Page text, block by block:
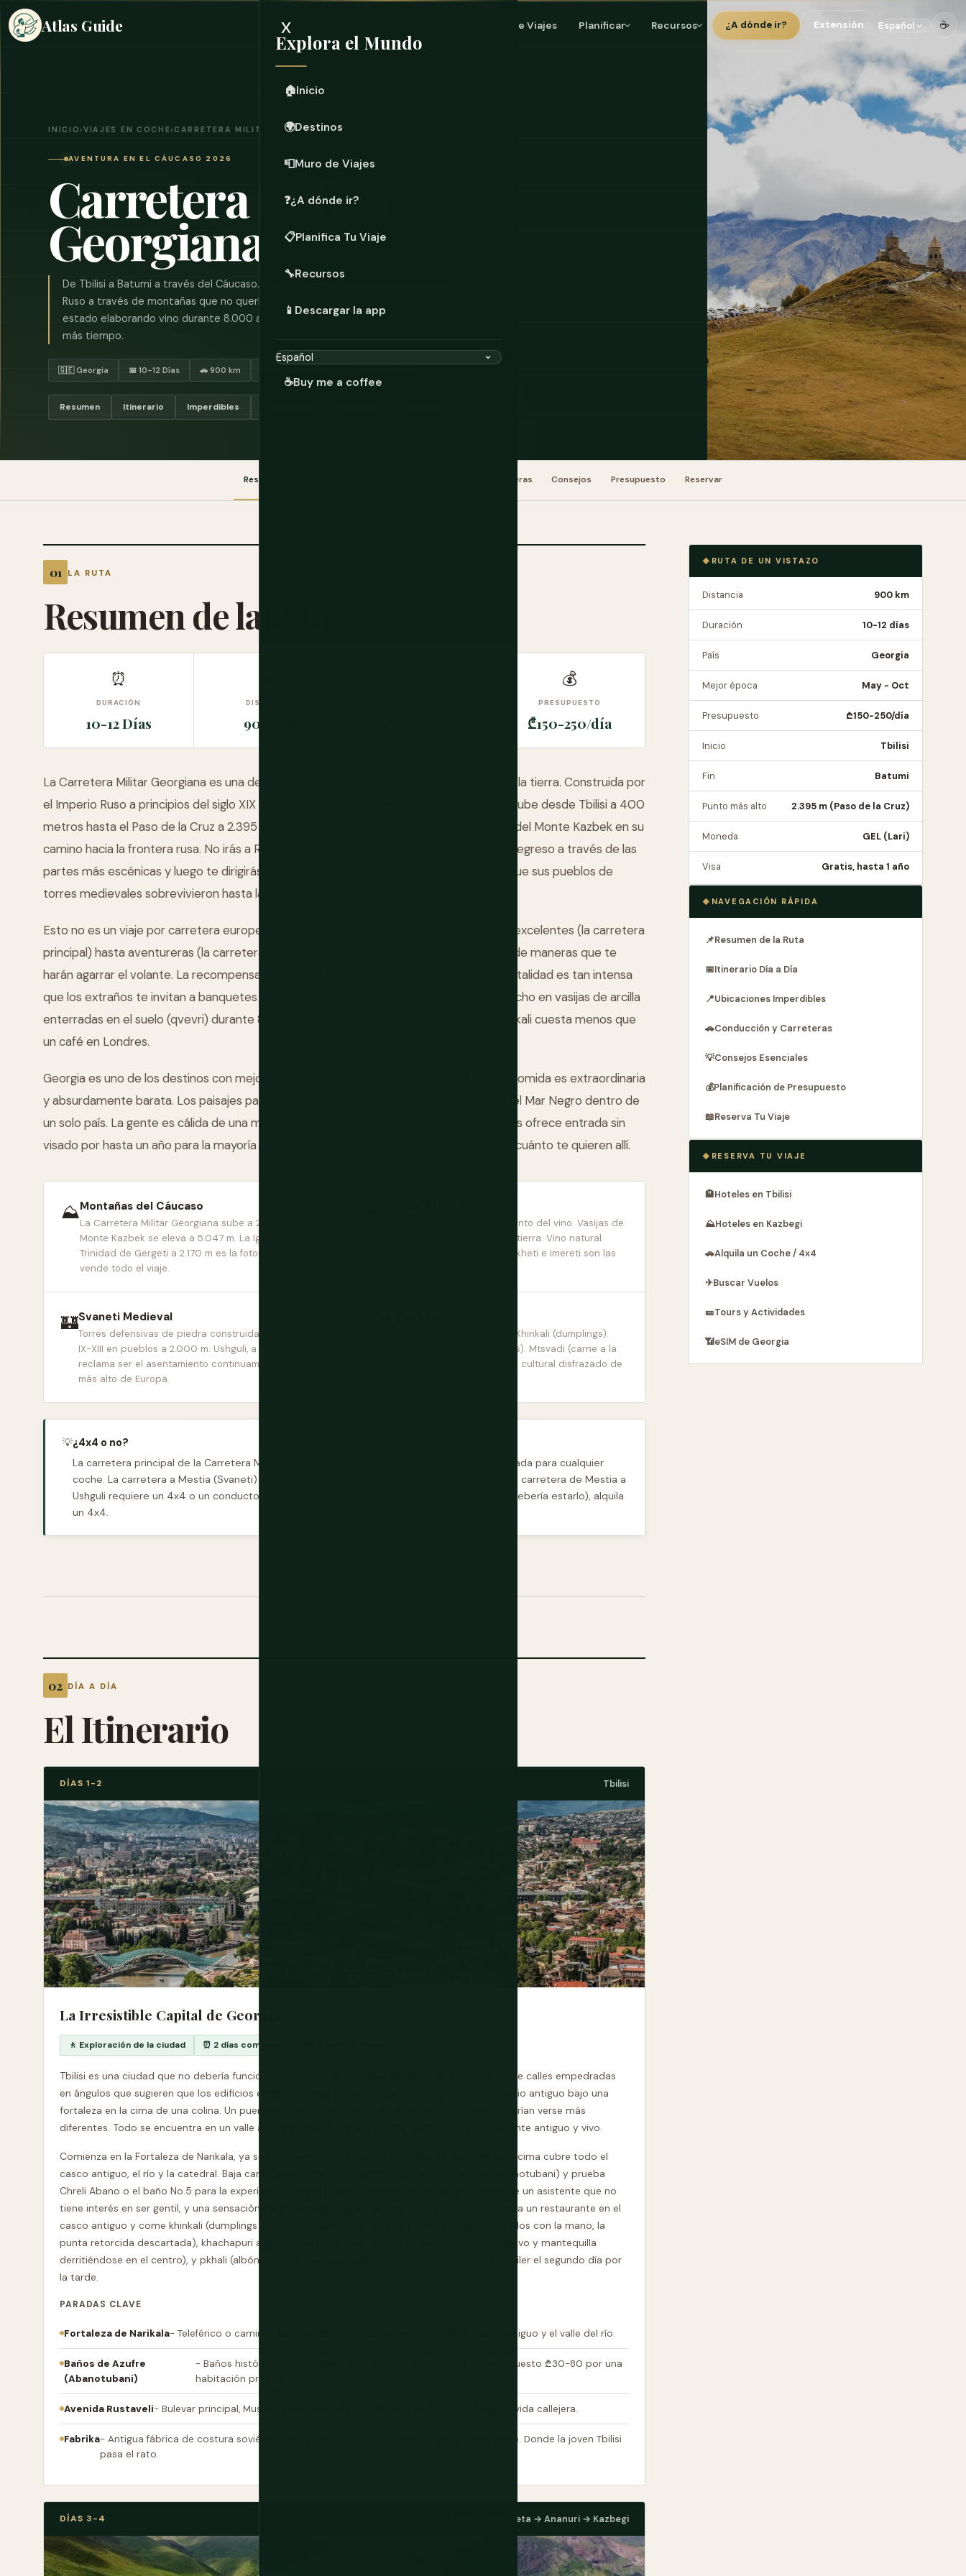
Atlas Guide Muro de Viajes Planificar Recursos ¿A dónde ir? Extensión ☕
x
Explora el Mundo
🏠Inicio
🌍Destinos
📮Muro de Viajes
❓¿A dónde ir?
📋Planifica Tu Viaje
🔧Recursos
📱 Descargar la app
☕Buy me a coffee
INICIO ›VIAJES EN COCHE› CARRETERA MILITAR GEORGIANA
AVENTURA EN EL CÁUCASO 2026
Carretera Militar
Georgiana
De Tbilisi a Batumi a través del Cáucaso. Una carretera construida por el Imperio
Ruso a través de montañas que no querían ser cruzadas, por un país que ha
estado elaborando vino durante 8.000 años y brindando por extraños durante
más tiempo.
🇬🇪 Georgia 📅 10-12 Días 🚗 900 km
Resumen Itinerario Imperdibles
Resumen Conducción y Carreteras Consejos Presupuesto Reservar
LA RUTA
Resumen de la Ruta
⏰
DURACIÓN
10-12 Días
DISTANCIA
900 km
💰
PRESUPUESTO
₾150-250/día
La Carretera Militar Georgiana es una de las carreteras de montaña más dramáticas de la tierra. Construida por
el Imperio Ruso a principios del siglo XIX para mover tropas a través del Gran Cáucaso, sube desde Tbilisi a 400
metros hasta el Paso de la Cruz a 2.395 metros, pasando bajo el pico de 5.047 metros del Monte Kazbek en su
camino hacia la frontera rusa. No irás a Rusia. Darás la vuelta en Kazbegi, conducirás de regreso a través de las
partes más escénicas y luego te dirigirás al oeste hacia Svaneti, una región tan aislada que sus pueblos de
torres medievales sobrevivieron hasta la era moderna esencialmente sin cambios.
Esto no es un viaje por carretera europeo pulido. Las carreteras de Georgia van desde excelentes (la carretera
principal) hasta aventureras (la carretera a Ushguli). El estilo de conducción es asertivo de maneras que te
harán agarrar el volante. La recompensa por tolerar todo esto es un país donde la hospitalidad es tan intensa
que los extraños te invitan a banquetes de varias horas (supras), donde el vino se ha hecho en vasijas de arcilla
enterradas en el suelo (qvevri) durante 8.000 años, y donde un plato de dumplings khinkali cuesta menos que
un café en Londres.
Georgia es uno de los destinos con mejor relación calidad-precio en cualquier lugar. La comida es extraordinaria
y absurdamente barata. Los paisajes pasan de picos del Cáucaso a costa subtropical del Mar Negro dentro de
un solo país. La gente es cálida de una manera que se siente genuina porque lo es. El país ofrece entrada sin
visado por hasta un año para la mayoría de las nacionalidades, lo que te dice algo sobre cuánto te quieren allí.
⛰Montañas del Cáucaso
La Carretera Militar Georgiana sube a 2.395 m. El
Monte Kazbek se eleva a 5.047 m. La Iglesia de la
Trinidad de Gergeti a 2.170 m es la fotografía que
vende todo el viaje.
Georgia es el lugar de nacimiento del vino. Vasijas de
arcilla qvevri enterradas bajo tierra. Vino natural
antes de que fuera trendy. Kakheti e Imereti son las
🏰Svaneti Medieval
Torres defensivas de piedra construidas en los siglos
IX-XIII en pueblos a 2.000 m. Ushguli, a 2.200 m,
reclama ser el asentamiento continuamente habitado
más alto de Europa.
Khachapuri (pan con queso). Khinkali (dumplings).
Churchkhela (dulce de nueces). Mtsvadi (carne a la
parrilla). El supra es un evento cultural disfrazado de
💡¿4x4 o no?
La carretera principal de la Carretera Militar (Tbilisi a Kazbegi) está pavimentada y es adecuada para cualquier
coche. La carretera a Mestia (Svaneti) ha mejorado pero puede ser áspera en secciones. La carretera de Mestia a
Ushguli requiere un 4x4 o un conductor local contratado. Si Svaneti está en tu itinerario (y debería estarlo), alquila
un 4x4.
DÍA A DÍA
El Itinerario
DÍAS 1-2 Tbilisi
La Irresistible Capital de Georgia
🚶 Exploración de la ciudad ⏰ 2 días completos
Tbilisi es una ciudad que no debería funcionar pero lo hace. Balcones de madera se inclinan sobre calles empedradas
en ángulos que sugieren que los edificios están conversando. Baños de azufre humean en el barrio antiguo bajo una
fortaleza en la cima de una colina. Un puente de vidrio futurista conecta dos barrios que no podrían verse más
diferentes. Todo se encuentra en un valle a lo largo del río Mtkvari y logra sentirse simultáneamente antiguo y vivo.
Comienza en la Fortaleza de Narikala, ya sea en teleférico o a pie por la cresta. La vista desde la cima cubre todo el
casco antiguo, el río y la catedral. Baja caminando a través del distrito de baños de azufre (Abanotubani) y prueba
Chreli Abano o el baño No.5 para la experiencia completa: agua caliente de azufre, un frotado de un asistente que no
tiene interés en ser gentil, y una sensación de limpieza que dura tres días. Por la noche, encuentra un restaurante en el
casco antiguo y come khinkali (dumplings retorcidos rellenos de carne especiada y caldo, comidos con la mano, la
punta retorcida descartada), khachapuri adjarian (pan con queso en forma de barco con un huevo y mantequilla
derritiéndose en el centro), y pkhali (albóndigas de nueces y verduras). Recoge tu coche de alquiler el segundo día por
la tarde.
PARADAS CLAVE
Fortaleza de Narikala- Teleférico o camina hasta arriba. Vistas panorámicas sobre el casco antiguo y el valle del río.
Baños de Azufre
(Abanotubani)
- Baños históricos. Chreli Abano por las cúpulas de azulejos. Presupuesto ₾30-80 por una
habitación privada.
Avenida Rustaveli- Bulevar principal, Museo Nacional (artefactos de oro del 3000 a.C.), ópera, vida callejera.
Fabrika- Antigua fábrica de costura soviética convertida en espacio creativo. Bares, cafés, patio. Donde la joven Tbilisi
pasa el rato.
DÍAS 3-4 Tbilisi → Mtskheta → Ananuri → Kazbegi
RUTA DE UN VISTAZO
Distancia 900 km
Duración 10-12 días
País Georgia
Mejor época May - Oct
Presupuesto ₾150-250/día
Inicio Tbilisi
Fin Batumi
Punto más alto 2.395 m (Paso de la Cruz)
Moneda GEL (Lari)
Visa Gratis, hasta 1 año
NAVEGACIÓN RÁPIDA
📌Resumen de la Ruta
📅Itinerario Día a Día
📍Ubicaciones Imperdibles
🚗Conducción y Carreteras
💡Consejos Esenciales
💰Planificación de Presupuesto
📖Reserva Tu Viaje
RESERVA TU VIAJE
🏨Hoteles en Tbilisi
⛰Hoteles en Kazbegi
🚗Alquila un Coche / 4x4
✈Buscar Vuelos
🎫Tours y Actividades
📶eSIM de Georgia